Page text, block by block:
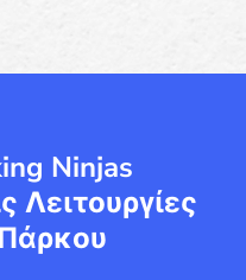
Ninjas
Λειτουργίες